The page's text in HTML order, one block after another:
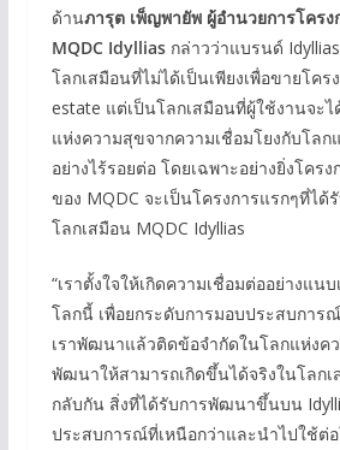
ด้านภารุต เพ็ญพายัพ ผู้อำนวยการโครง
MQDC Idyllias กล่าวว่าแบรนด์
โลกเสมือนที่ไม่ได้เป็นเพียงเพื่อขายโคร
estate แต่เป็นโลกเสมือนที่ผู้ใช้งานจะ
แห่งความสุขจากความเชื่อมโยงกับโลก
อย่างไร้รอยต่อ โดยเฉพาะอย่างยิ่งโคร
ของ MQDC จะเป็นโครงการแรกๆที่ได้
โลกเสมือน MQDC Idyllias
“เราตั้งใจให้เกิดความเชื่อมต่ออย่างแน
โลกนี้ เพื่อยกระดับการมอบประสบการ
เราพัฒนาแล้วติดข้อจำกัดในโลกแห่งค
พัฒนาให้สามารถเกิดขึ้นได้จริงในโลก
กลับกัน สิ่งที่ได้รับการพัฒนาขึ้นบน
ประสบการณ์ที่เหนือกว่าและนำไปใช้ต่